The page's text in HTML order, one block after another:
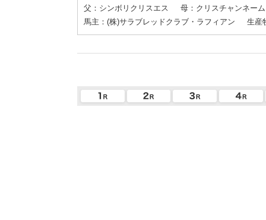
父：シンボリクリスエス
母：クリスチャンネーム
馬主：(株)サラブレッドクラブ・ラフィアン
生産